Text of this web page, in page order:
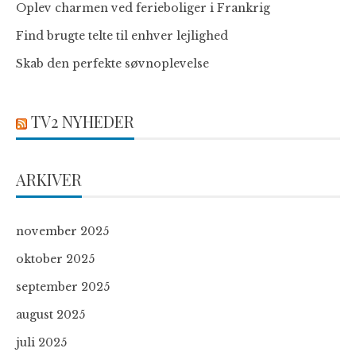
Oplev charmen ved ferieboliger i Frankrig
Find brugte telte til enhver lejlighed
Skab den perfekte søvnoplevelse
TV2 NYHEDER
ARKIVER
november 2025
oktober 2025
september 2025
august 2025
juli 2025